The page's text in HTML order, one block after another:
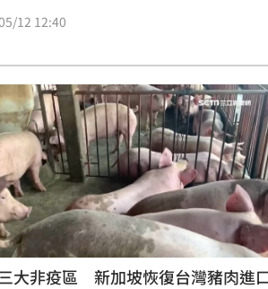
灣彩券開獎直播中
三立+24小時直播 15:27
立iNEWS新聞台線上直播 18:00
場戰國來臨 台中「頂奢大道」逐漸
彩父親節推新刮刮樂千萬頭獎超「爸
拍片人的多重宇宙」職涯論壇9/12登
球員齊聚高雄 Formosa 7s掀足球
合管理委員會（SPS JMC）會議中，已正
即日起台灣蝴蝶蘭及火鶴花切花正式獲准
功打開紐國花卉市場。
12 12:40
大非疫區 新加坡恢復台灣豬肉進